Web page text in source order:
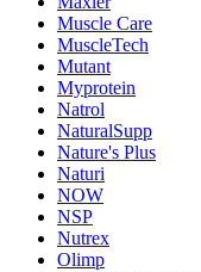
Muscle Care
MuscleTech
Mutant
Myprotein
Natrol
NaturalSupp
Nature's Plus
Naturi
NOW
NSP
Nutrex
Olimp